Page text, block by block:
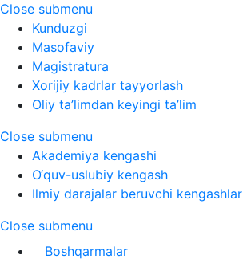
Close submenu
Kunduzgi
Masofaviy
Magistratura
Xorijiy kadrlar tayyorlash
Oliy ta’limdan keyingi ta’lim
Close submenu
Akademiya kengashi
O‘quv-uslubiy kengash
Ilmiy darajalar beruvchi kengashlar
Close submenu
Boshqarmalar